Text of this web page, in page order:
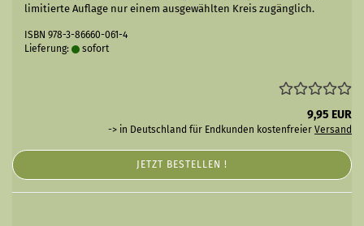
limitierte Auflage nur einem ausgewählten Kreis zugänglich.
ISBN 978-3-86660-061-4
Lieferung:
sofort
9,95 EUR
-> in Deutschland für Endkunden kostenfreier Versand
JETZT BESTELLEN !